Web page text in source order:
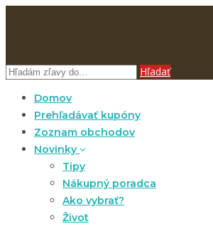
Hľadať
Domov
Prehľadávať kupóny
Zoznam obchodov
Novinky
Tipy
Nákupný poradca
Ako vybrať?
Život